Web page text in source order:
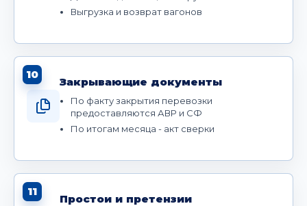
Выгрузка и возврат вагонов
10
Закрывающие документы
По факту закрытия перевозки
предоставляются АВР и СФ
По итогам месяца - акт сверки
11
Простои и претензии